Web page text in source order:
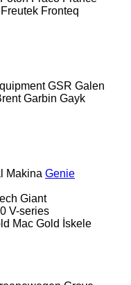
Freutek Fronteq
GSR Galen
Garbin Gayk
Makina Genie
Giant
V-series
Mac Gold İskele